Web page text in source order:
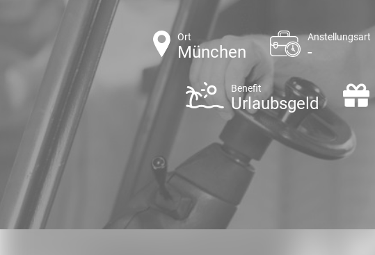
Ort
München
Anstellungsart
-
Benefit
Urlaubsgeld